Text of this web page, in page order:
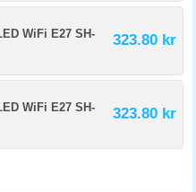
WiFi E27 SH-
323.80 kr
WiFi E27 SH-
323.80 kr